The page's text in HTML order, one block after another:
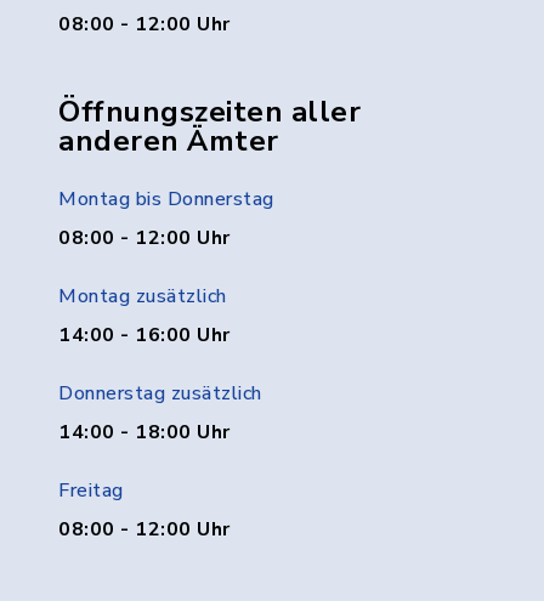
08:00 - 12:00 Uhr
Öffnungszeiten aller
anderen Ämter
Montag bis Donnerstag
08:00 - 12:00 Uhr
Montag zusätzlich
14:00 - 16:00 Uhr
Donnerstag zusätzlich
14:00 - 18:00 Uhr
Freitag
08:00 - 12:00 Uhr